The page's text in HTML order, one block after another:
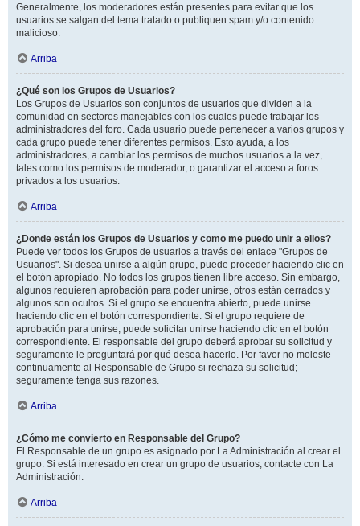
Generalmente, los moderadores están presentes para evitar que los
usuarios se salgan del tema tratado o publiquen spam y/o contenido
malicioso.
Arriba
¿Qué son los Grupos de Usuarios?
Los Grupos de Usuarios son conjuntos de usuarios que dividen a la
comunidad en sectores manejables con los cuales puede trabajar los
administradores del foro. Cada usuario puede pertenecer a varios grupos y
cada grupo puede tener diferentes permisos. Esto ayuda, a los
administradores, a cambiar los permisos de muchos usuarios a la vez,
tales como los permisos de moderador, o garantizar el acceso a foros
privados a los usuarios.
Arriba
¿Donde están los Grupos de Usuarios y como me puedo unir a ellos?
Puede ver todos los Grupos de usuarios a través del enlace "Grupos de
Usuarios". Si desea unirse a algún grupo, puede proceder haciendo clic en
el botón apropiado. No todos los grupos tienen libre acceso. Sin embargo,
algunos requieren aprobación para poder unirse, otros están cerrados y
algunos son ocultos. Si el grupo se encuentra abierto, puede unirse
haciendo clic en el botón correspondiente. Si el grupo requiere de
aprobación para unirse, puede solicitar unirse haciendo clic en el botón
correspondiente. El responsable del grupo deberá aprobar su solicitud y
seguramente le preguntará por qué desea hacerlo. Por favor no moleste
continuamente al Responsable de Grupo si rechaza su solicitud;
seguramente tenga sus razones.
Arriba
¿Cómo me convierto en Responsable del Grupo?
El Responsable de un grupo es asignado por La Administración al crear el
grupo. Si está interesado en crear un grupo de usuarios, contacte con La
Administración.
Arriba